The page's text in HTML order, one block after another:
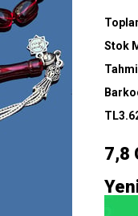
Stok
7,8